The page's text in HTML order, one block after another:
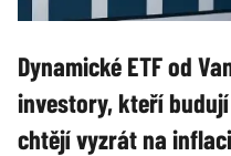
Dynamické ETF od
investory, kteří
chtějí vyzrát na inflaci